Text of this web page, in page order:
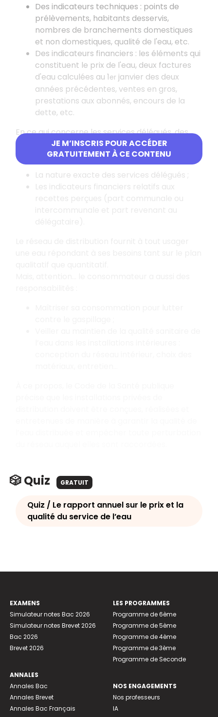
JE M’INSCRIS POUR ACCÉDER
GRATUITEMENT À CE CONTENU
Des indicateurs techniques : points de
prélèvements, habitants desservis,
nombres de branchements domestiques
et non domestiques, qualité de l'eau, etc.
Des indicateurs financiers : les éléments qui
constituent le prix de l'eau, deux factures
d'eau calculées au 1er janvier des deux
années précédentes, ventes en gros,
prestations aux abonnés, encours de la
dette, etc.
En ce qui concerne les services délégués, des
informations supplémentaires sont demandées
qui précisent :
La nature exacte des services délégués ;
Les indicateurs financiers relatifs aux
recettes perçues (part communale ou
🎲 Quiz GRATUIT
Quiz / Le rapport annuel sur le prix et la
qualité du service de l’eau
EXAMENS
Simulateur notes Bac 2026
Simulateur notes Brevet 2026
Bac 2026
Brevet 2026
ANNALES
Annales Bac
Annales Brevet
Annales Bac Français
LES PROGRAMMES
Programme de 6ème
Programme de 5ème
Programme de 4ème
Programme de 3ème
Programme de Seconde
NOS ENGAGEMENTS
Nos professeurs
IA